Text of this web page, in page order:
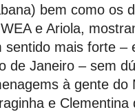
bem como os
e Ariola,
mais forte –
de Janeiro – sem
à gente do
e Clementina